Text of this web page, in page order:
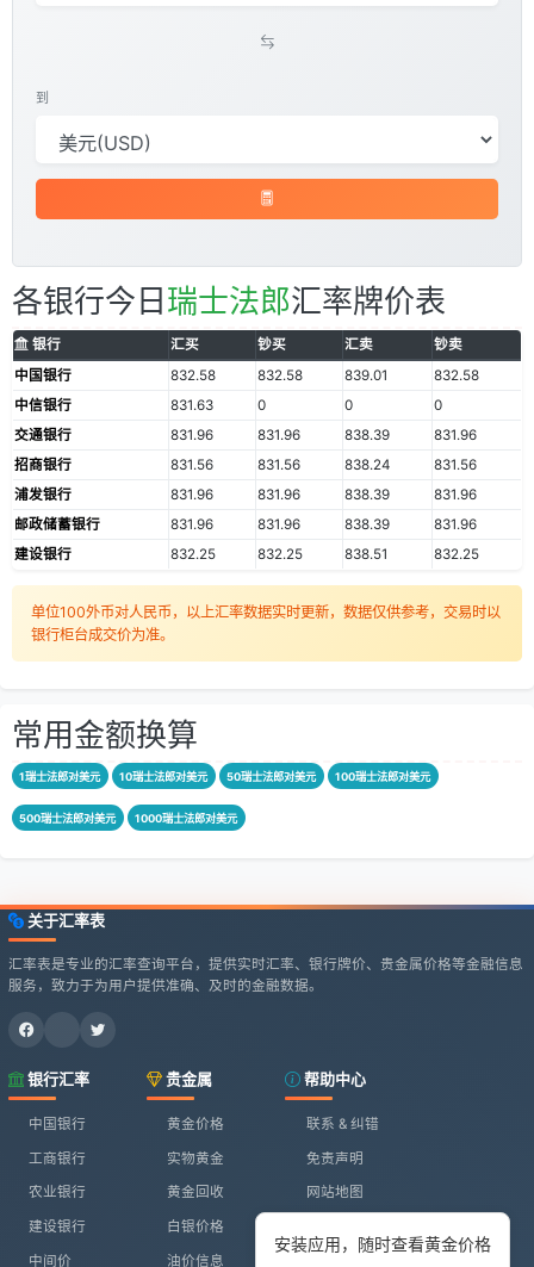
安装应用，随时查看黄金价格
到
各银行今日 瑞士法郎汇率牌价表
银行 汇买 钞买 汇卖
钞卖
中国银行
832.58 832.58 839.01
832.58
中信银行
831.63 0 0
0
交通银行
831.96 831.96 838.39
831.96
招商银行
831.56 831.56 838.24
831.56
浦发银行
831.96 831.96 838.39
831.96
邮政储蓄银行
831.96 831.96 838.39
831.96
建设银行
832.25 832.25 838.51 832.25
单位100外币对人民币，以上汇率数据实时更新，数据仅供参考，交易时以
银行柜台成交价为准。
常用金额换算
1瑞士法郎对美元 10瑞士法郎对美元 50瑞士法郎对美元 100瑞士法郎对美元
500瑞士法郎对美元 1000瑞士法郎对美元
关于汇率表
汇率表是专业的汇率查询平台，提供实时汇率、银行牌价、贵金属价格等金融信息
服务，致力于为用户提供准确、及时的金融数据。
银行汇率
中国银行
工商银行
农业银行
建设银行
中间价
贵金属
黄金价格
实物黄金
黄金回收
白银价格
油价信息
帮助中心
联系 & 纠错
免责声明
网站地图